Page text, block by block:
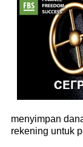
menyimpan
rekening untuk